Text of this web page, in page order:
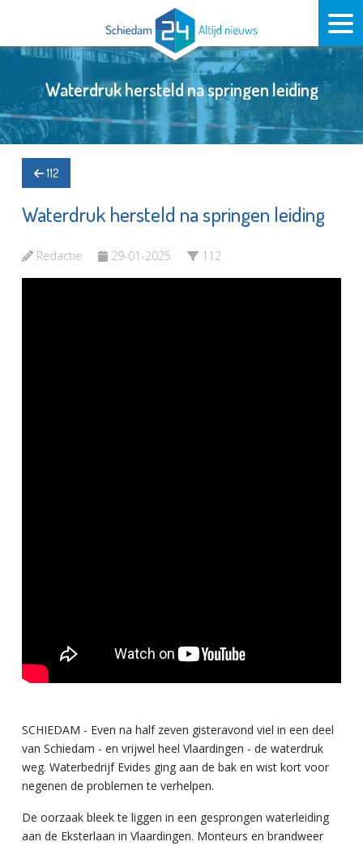
Waterdruk hersteld na springen leiding
112
Waterdruk hersteld na springen leiding
Redactie 29-01-2025 112
SCHIEDAM - Even na half zeven gisteravond viel in een deel
van Schiedam - en vrijwel heel Vlaardingen - de waterdruk
weg. Waterbedrijf Evides ging aan de bak en wist kort voor
negenen de problemen te verhelpen.
De oorzaak bleek te liggen in een gesprongen waterleiding
aan de Eksterlaan in Vlaardingen. Monteurs en brandweer